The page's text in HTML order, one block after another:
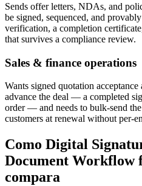
Sends offer letters, NDAs, and
be signed, sequenced, and
verification, a completion
that survives a compliance review.
Sales & finance operations
Wants signed quotation
advance the deal — a completed
order — and needs to bulk-send
customers at renewal without per-
Como Digital
Document Workflow
compara